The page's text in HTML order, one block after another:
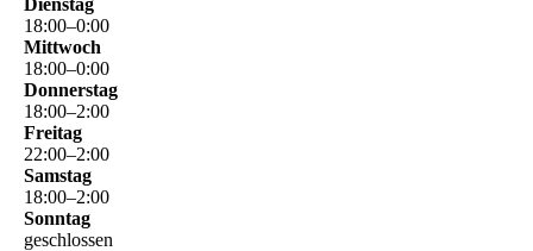
18:00–0:00
Mittwoch
18:00–0:00
Donnerstag
18:00–2:00
Freitag
22:00–2:00
Samstag
18:00–2:00
Sonntag
geschlossen